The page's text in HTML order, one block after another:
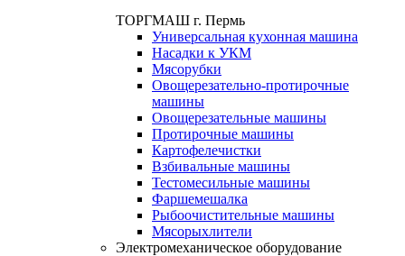
ТОРГМАШ г. Пермь
Универсальная кухонная машина
Насадки к УКМ
Мясорубки
Овощерезательно-протирочные
машины
Овощерезательные машины
Протирочные машины
Картофелечистки
Взбивальные машины
Тестомесильные машины
Фаршемешалка
Рыбоочистительные машины
Мясорыхлители
Электромеханическое оборудование